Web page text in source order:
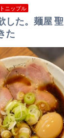
ニップル
した。麺屋
た